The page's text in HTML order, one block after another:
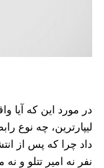
در مورد این که آیا
لیپارترین، چه نوع
داد چرا که پس از
نفر نه امیر تتلو و